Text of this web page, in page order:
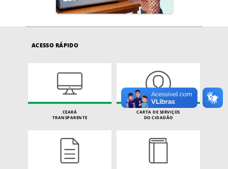
ACESSO RÁPIDO
CEARÁ
TRANSPARENTE
CARTA DE SERVIÇOS
DO CIDADÃO